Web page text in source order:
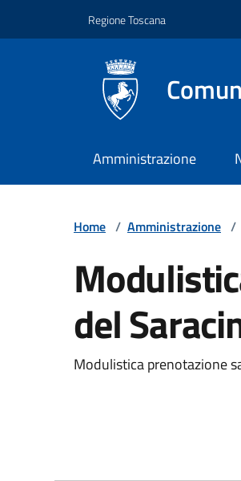
Regione Toscana
Amministrazione
Home / Amministrazione /
del
Modulistica prenotazione